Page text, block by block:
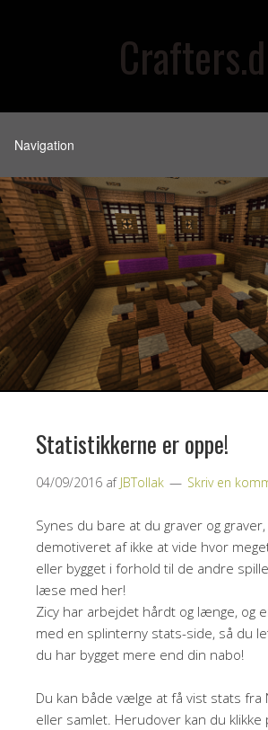
Statistikkerne er oppe!
04/09/2016 af JBTollak Skriv en
Synes du bare at du graver og
demotiveret af ikke at vide hvor
eller bygget i forhold til de andre
læse med her!
Zicy har arbejdet hårdt og længe, og
med en splinterny stats-side, så du
du har bygget mere end din nabo!
Du kan både vælge at få vist stats fra
eller samlet. Herudover kan du klikke